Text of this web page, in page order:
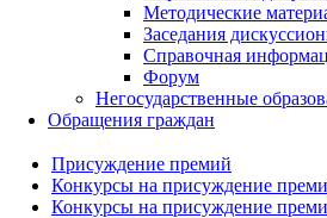
Методические
Заседания
Справочная
Форум
Негосударственные
Обращения граждан
Присуждение премий
Конкурсы на присуждение
Конкурсы на присуждение